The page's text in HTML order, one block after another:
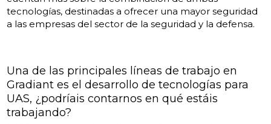
tecnologías, destinadas a ofrecer una mayor seguridad
a las empresas del sector de la seguridad y la defensa.
Una de las principales líneas de trabajo en
Gradiant es el desarrollo de tecnologías para
UAS, ¿podríais contarnos en qué estáis
trabajando?